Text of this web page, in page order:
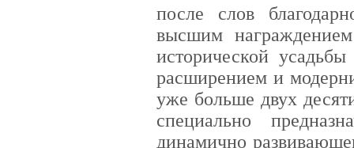
после слов
высшим
исторической
расширением и
уже больше двух
специально
динамично